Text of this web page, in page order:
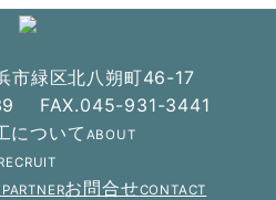
市緑区北八朔町46-17
FAX.045-931-3441
について ABOUT
PARTNERお問合せCONTACT